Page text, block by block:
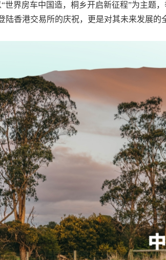
界房车中国造，桐乡开启新征程”为主题
香港交易所的庆祝，更是对其未来发展的